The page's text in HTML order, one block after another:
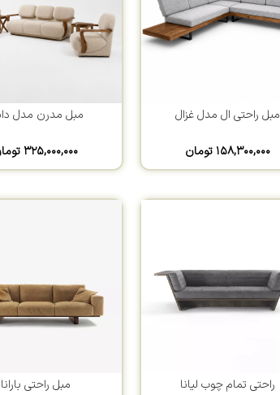
مبل راحتی ال مدل غزال
۱۵۸,۳۰۰,۰۰۰ تومان
مبل مدرن مدل
۳۲۵,۰۰۰,۰۰۰
راحتی تمام چوب لیانا مبل راحتی بارانا